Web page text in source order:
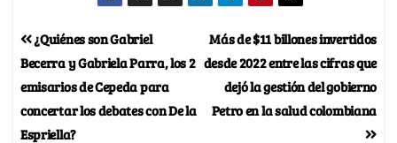
Más de $11 billones invertidos
desde 2022 entre las cifras que
dejó la gestión del gobierno
Petro en la salud colombiana
¿Quiénes son Gabriel
Becerra y Gabriela Parra, los 2
emisarios de Cepeda para
concertar los debates con De la
Espriella?